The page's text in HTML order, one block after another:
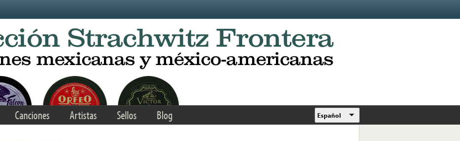
Canciones Artistas Sellos Blog Español